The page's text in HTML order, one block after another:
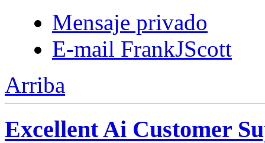
Mensaje privado
E-mail FrankJScott
Arriba
Excellent Ai Customer